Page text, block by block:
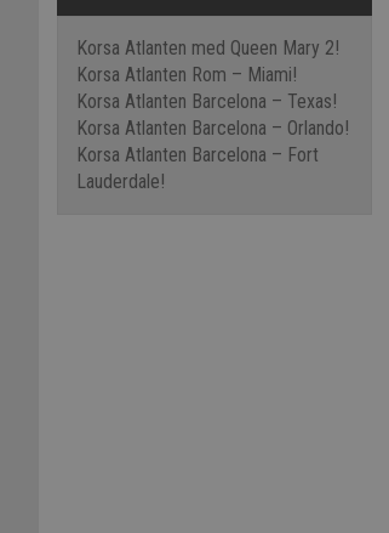
Korsa Atlanten med Queen Mary 2!
Korsa Atlanten Rom – Miami!
Korsa Atlanten Barcelona – Texas!
Korsa Atlanten Barcelona – Orlando!
Korsa Atlanten Barcelona – Fort
Lauderdale!